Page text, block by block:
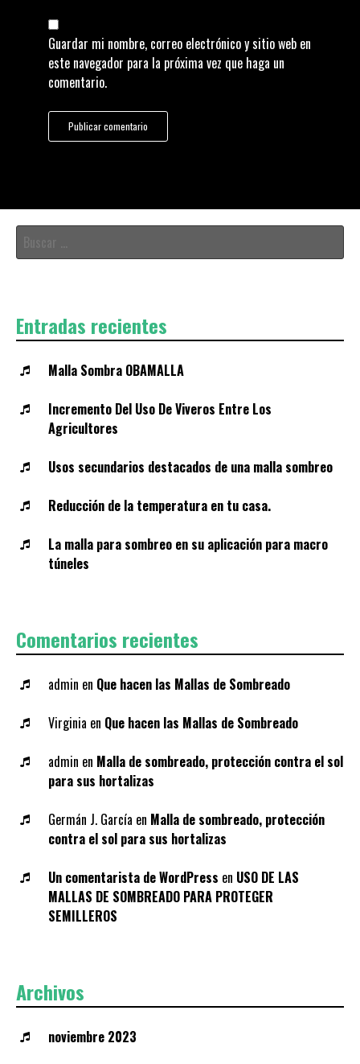
Guardar mi nombre, correo electrónico y sitio web en
este navegador para la próxima vez que haga un
comentario.
Entradas recientes
Malla Sombra OBAMALLA
Incremento Del Uso De Viveros Entre Los
Agricultores
Usos secundarios destacados de una malla sombreo
Reducción de la temperatura en tu casa.
La malla para sombreo en su aplicación para macro
túneles
Comentarios recientes
admin en Que hacen las Mallas de Sombreado
Virginia en Que hacen las Mallas de Sombreado
admin en Malla de sombreado, protección contra el sol
para sus hortalizas
Germán J. García en Malla de sombreado, protección
contra el sol para sus hortalizas
Un comentarista de WordPress en USO DE LAS
MALLAS DE SOMBREADO PARA PROTEGER
SEMILLEROS
Archivos
noviembre 2023